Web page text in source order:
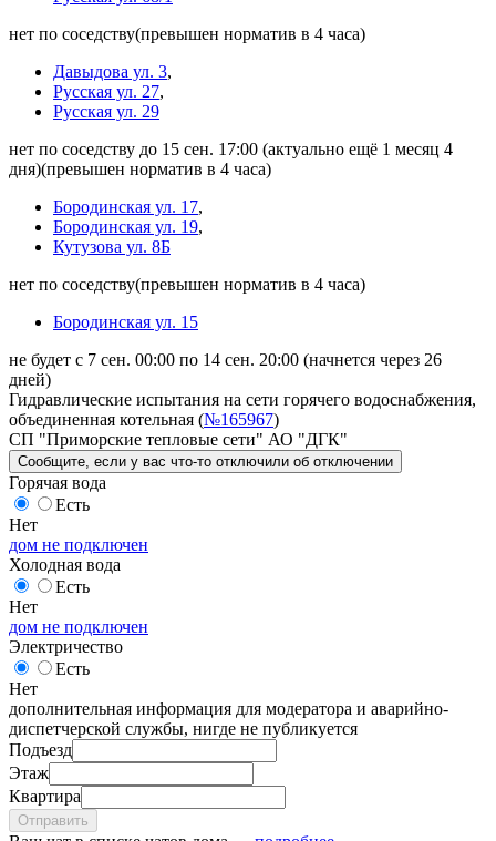
нет по соседству(превышен норматив в 4 часа)
Давыдова ул. 3,
Русская ул. 27,
Русская ул. 29
нет по соседству до 15 сен. 17:00 (актуально ещё 1 месяц 4
дня)(превышен норматив в 4 часа)
Бородинская ул. 17,
Бородинская ул. 19,
Кутузова ул. 8Б
нет по соседству(превышен норматив в 4 часа)
Бородинская ул. 15
не будет с 7 сен. 00:00 по 14 сен. 20:00 (начнется через 26
дней)
Гидравлические испытания на сети горячего водоснабжения,
объединенная котельная (№165967)
СП "Приморские тепловые сети" АО "ДГК"
Сообщите , если у вас что-то отключили об отключении
Горячая вода
Есть
Нет
дом не подключен
Холодная вода
Есть
Нет
дом не подключен
Электричество
Есть
Нет
дополнительная информация для модератора и аварийно-
диспетчерской службы, нигде не публикуется
Подъезд
Этаж
Квартира
Отправить